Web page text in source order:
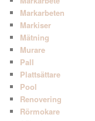
Markarbeten
Markiser
Mätning
Murare
Pall
Plattsättare
Pool
Renovering
Rörmokare